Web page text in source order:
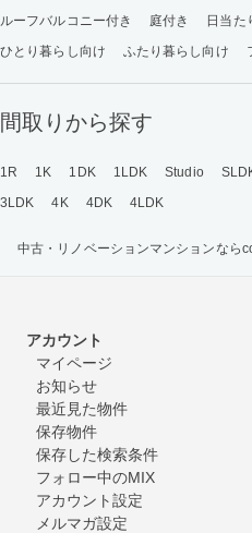
ルーフバルコニー付き 庭付き 日当た
ひとり暮らし向け
ふたり暮らし向け
間取りから探す
1R 1K 1DK 1LDK Studio
3LDK
4K 4DK 4LDK
中古・リノベーションマンションなら
アカウント
マイページ
お知らせ
最近見た物件
保存物件
保存した検索条件
フォロー中のMIX
アカウント設定
メルマガ設定